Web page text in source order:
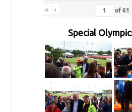
« ‹ of61
Special